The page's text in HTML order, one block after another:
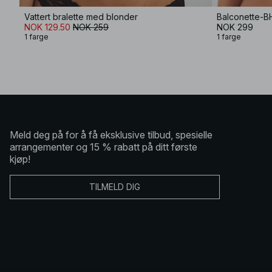
Vattert bralette med blonder
NOK 129.50 NOK 259
1 farge
Balconette-
NOK 299
1 farge
Meld deg på for å få eksklusive tilbud, spesielle
arrangementer og 15 % rabatt på ditt første
kjøp!
TILMELD DIG